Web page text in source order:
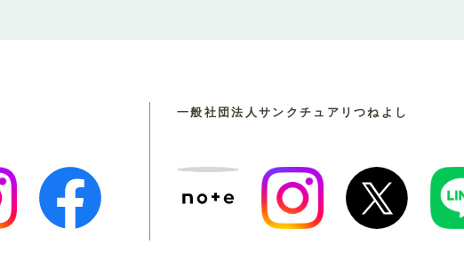
一般社団法人 サンクチュアリつねよし